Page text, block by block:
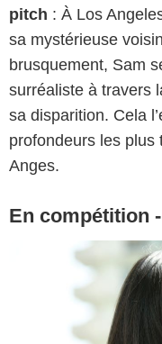
pitch : À Los
sa mystérieuse
brusquement, Sam
surréaliste à travers
sa disparition. Cela
profondeurs les plus
Anges.
En compétition